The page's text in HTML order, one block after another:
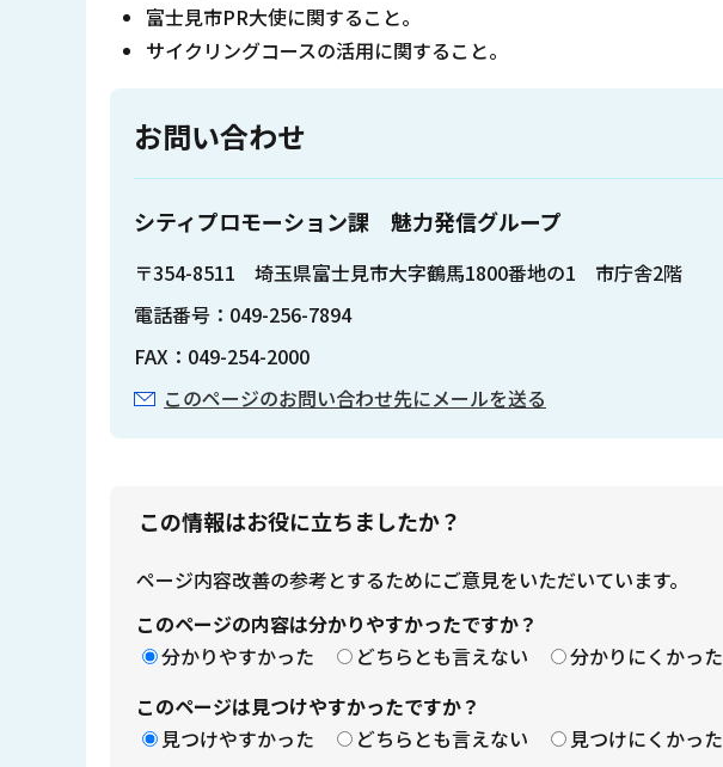
富士見市PR大使に関すること。
サイクリングコースの活用に関すること。
お問い合わせ
シティプロモーション課 魅力発信グループ
〒354-8511 埼玉県富士見市大字鶴馬1800番地の1 市庁舎2階
電話番号：049-256-7894
FAX：049-254-2000
このページのお問い合わせ先にメールを送る
この情報はお役に立ちましたか？
ページ内容改善の参考とするためにご意見をいただいています。
このページの内容は分かりやすかったですか？
分かりやすかった
どちらとも言えない
分かりにくかった
このページは見つけやすかったですか？
見つけやすかった
どちらとも言えない 見つけにくかった